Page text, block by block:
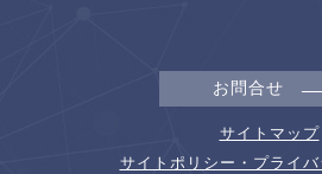
お問合せ
サイトマップ
サイトポリシー・プライ